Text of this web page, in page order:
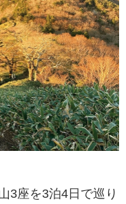
3座を3泊4日で巡り